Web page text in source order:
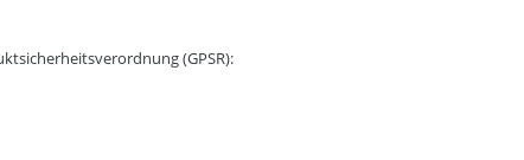
(GPSR):